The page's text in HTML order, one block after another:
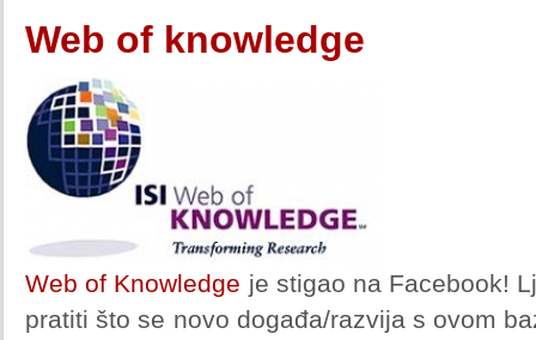
Web of knowledge
Web of Knowledge je stigao na Facebook!
pratiti što se novo događa/razvija s ovom